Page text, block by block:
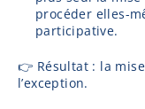
procéder elles-
participative.
👉 Résultat : la
l’exception.